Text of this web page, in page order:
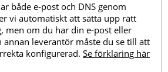
både e-post och DNS genom
vi automatiskt att sätta upp rätt
men om du har din e-post eller
annan leverantör måste du se till att
konfigurerad. Se förklaring här